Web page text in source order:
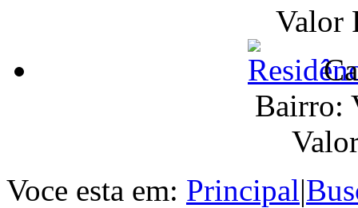
Valor
Bairro:
Voce esta em: Principal|